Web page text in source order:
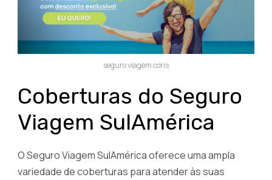
seguro viagem coris
Coberturas do Seguro
Viagem SulAmérica
O Seguro Viagem SulAmérica oferece uma ampla
variedade de coberturas para atender às suas